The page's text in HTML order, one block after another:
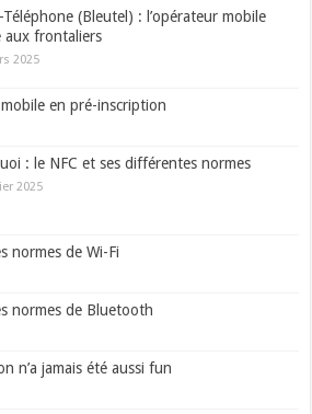
Téléphone (Bleutel) : l’opérateur mobile
aux frontaliers
2025
en pré-inscription
: le NFC et ses différentes normes
2025
normes de Wi-Fi
normes de Bluetooth
n’a jamais été aussi fun